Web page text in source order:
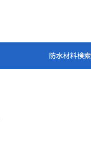
防水材料検索